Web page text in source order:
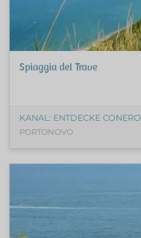
Spiaggia del Trave
KANAL: ENTDECKE CONERO
PORTONOVO